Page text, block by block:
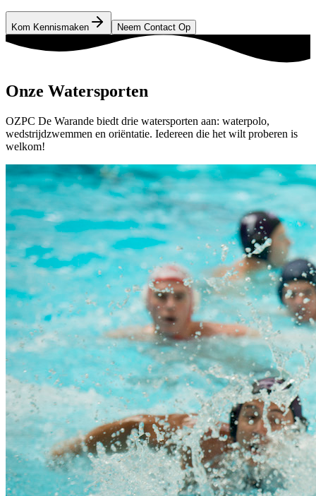
Kom Kennismaken Neem Contact Op
Onze Watersporten
OZPC De Warande biedt drie watersporten aan: waterpolo,
wedstrijdzwemmen en oriëntatie. Iedereen die het wilt proberen is
welkom!